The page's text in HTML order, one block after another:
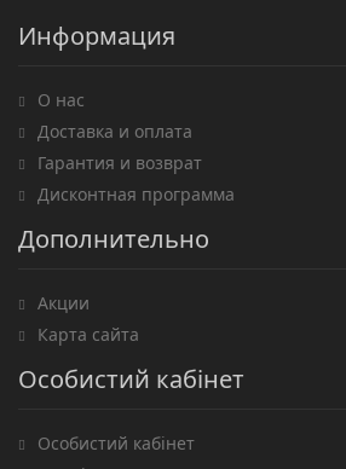
Информация
О нас
Доставка и оплата
Гарантия и возврат
Дисконтная программа
Дополнительно
Акции
Карта сайта
Особистий кабінет
Особистий кабінет